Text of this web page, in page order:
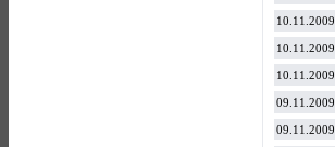
10.11.2009
10.11.2009
10.11.2009
09.11.2009
09.11.2009